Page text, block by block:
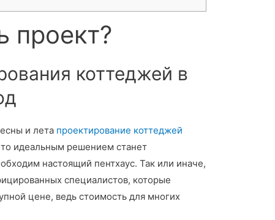
проект?
коттеджей в
и лета проектирование коттеджей
идеальным решением станет
настоящий пентхаус. Так или иначе,
специалистов, которые
цене, ведь стоимость для многих